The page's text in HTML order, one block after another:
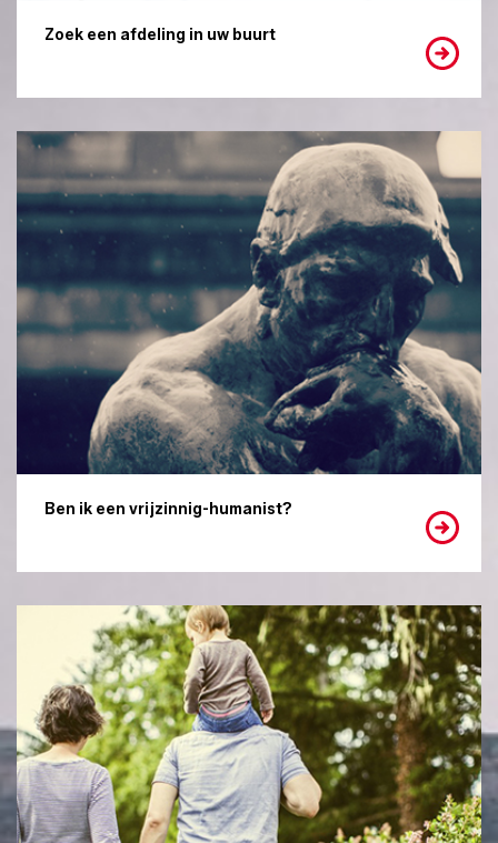
Zoek een afdeling in uw buurt
Ben ik een vrijzinnig-humanist?